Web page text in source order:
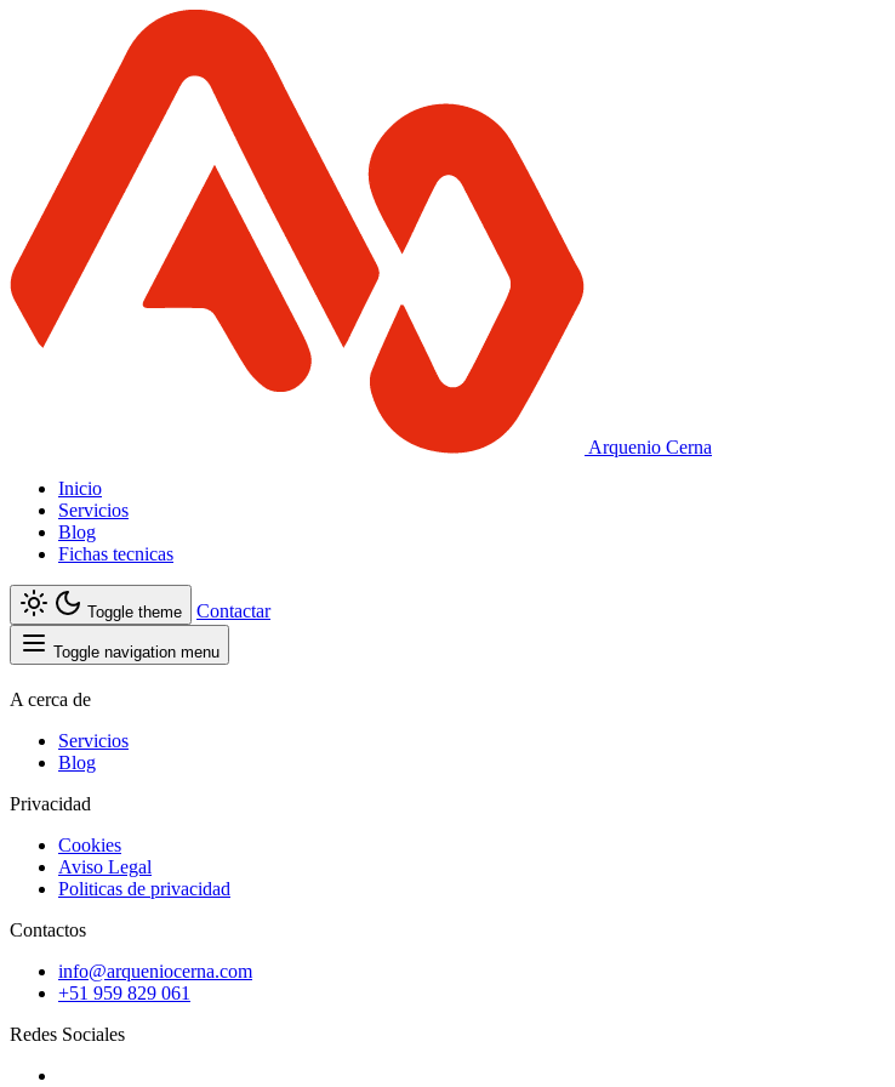
Arquenio Cerna
Inicio
Servicios
Blog
Fichas tecnicas
Toggle theme Contactar
Toggle navigation menu
A cerca de
Servicios
Blog
Privacidad
Cookies
Aviso Legal
Politicas de privacidad
Contactos
info@arqueniocerna.com
+51 959 829 061
Redes Sociales